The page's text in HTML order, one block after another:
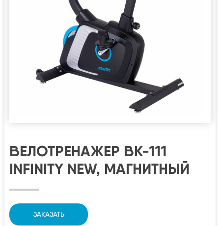
ВЕЛОТРЕНАЖЕР BK-111
INFINITY NEW, МАГНИТНЫЙ
ЗАКАЗАТЬ